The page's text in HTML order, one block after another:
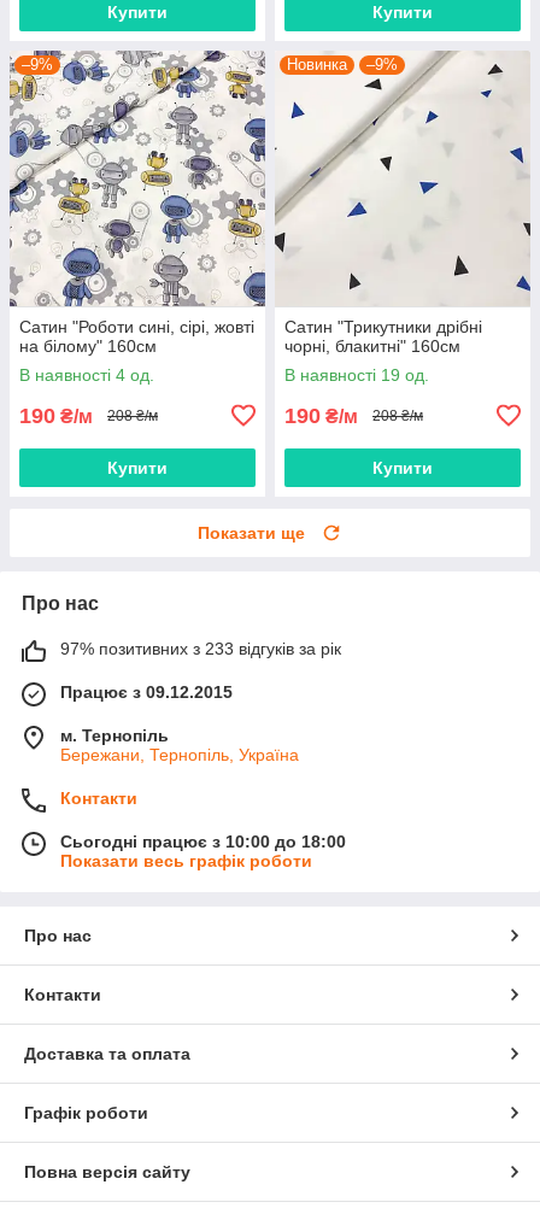
Купити Купити
–9%
Сатин "Роботи сині, сірі, жовті
на білому" 160см
В наявності 4 од.
190 ₴/м 208 ₴/м
Купити
Новинка –9%
Сатин "Трикутники дрібні
чорні, блакитні" 160см
В наявності 19 од.
190 ₴/м 208 ₴/м
Купити
Показати ще
Про нас
97% позитивних з 233 відгуків за рік
Працює з 09.12.2015
м. Тернопіль
Бережани, Тернопіль, Україна
Контакти
Сьогодні працює з 10:00 до 18:00
Показати весь графік роботи
Про нас
Контакти
Доставка та оплата
Графік роботи
Повна версія сайту